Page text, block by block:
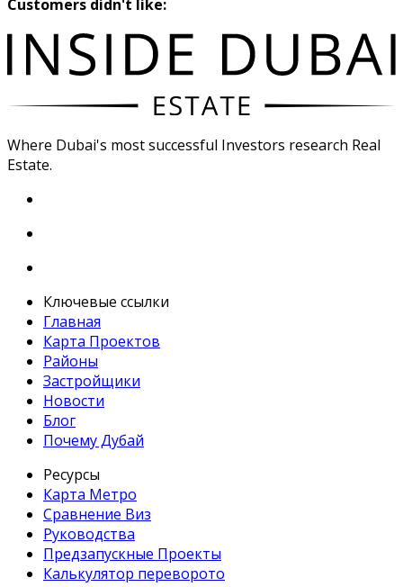
Customers didn't like:
Where Dubai's most successful Investors research Real
Estate.
Ключевые ссылки
Главная
Карта Проектов
Районы
Застройщики
Новости
Блог
Почему Дубай
Ресурсы
Карта Метро
Сравнение Виз
Руководства
Предзапускные Проекты
Калькулятор переворото